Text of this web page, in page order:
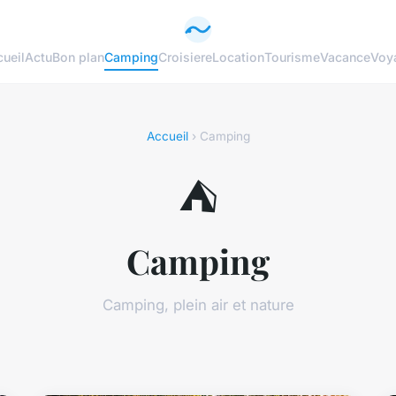
ActuBon planCampingCroisiereLocationTourismeVacance
Accueil› Camping
⛺
Camping
Camping, plein air et nature